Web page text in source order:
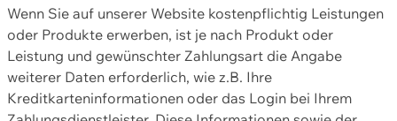
Wenn Sie auf unserer Website kostenpflichtig Leistungen
oder Produkte erwerben, ist je nach Produkt oder
Leistung und gewünschter Zahlungsart die Angabe
weiterer Daten erforderlich, wie z.B. Ihre
Kreditkarteninformationen oder das Login bei Ihrem